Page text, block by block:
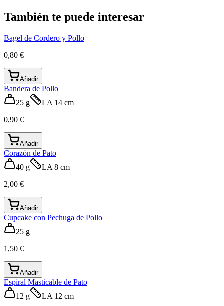
También te puede interesar
Bagel de Cordero y Pollo
0,80 €
Añadir
Bandera de Pollo
25 g
LA 14 cm
0,90 €
Añadir
Corazón de Pato
40 g
LA 8 cm
2,00 €
Añadir
Cupcake con Pechuga de Pollo
25 g
1,50 €
Añadir
Espiral Masticable de Pato
12 g
LA 12 cm